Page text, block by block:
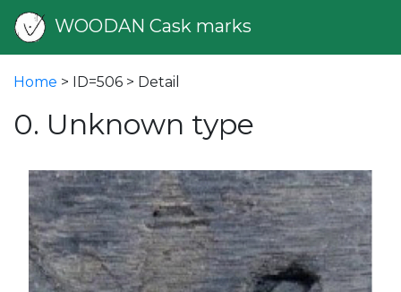
WOODAN Cask marks
Home > ID=506 > Detail
0. Unknown type